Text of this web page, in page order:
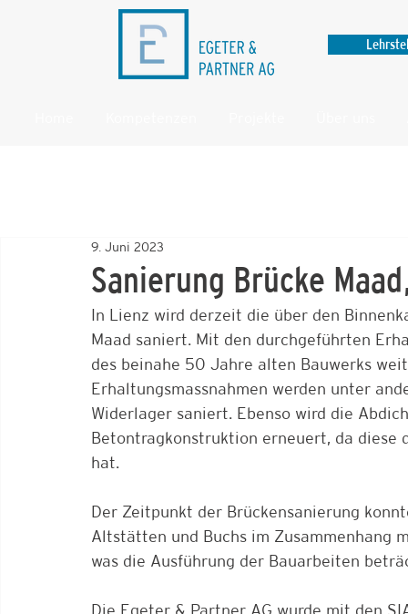
Sanierung Brücke
9. Juni 2023
In Lienz wird derzeit die über den
Maad saniert. Mit den durchgeführten
des beinahe 50 Jahre alten Bauwerks
Erhaltungsmassnahmen werden unter
Widerlager saniert. Ebenso wird die
Betontragkonstruktion erneuert, da
hat.
Der Zeitpunkt der Brückensanierung
Altstätten und Buchs im Zusammenhang
was die Ausführung der Bauarbeiten
Die Egeter & Partner AG wurde mit den